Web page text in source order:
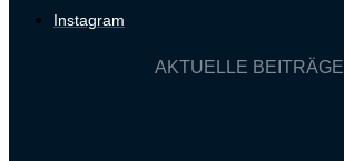
Instagram
AKTUELLE BEITRÄGE